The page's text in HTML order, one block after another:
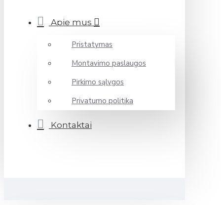
Apie mus
Pristatymas
Montavimo paslaugos
Pirkimo sąlygos
Privatumo politika
Kontaktai